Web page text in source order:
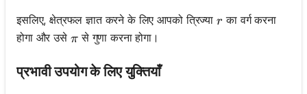
इसलिए, क्षेत्रफल ज्ञात करने के लिए आपको त्रिज्या r
r का वर्ग करना
होगा और उसे \pi
π से गुणा करना होगा।
प्रभावी उपयोग के लिए युक्तियाँ